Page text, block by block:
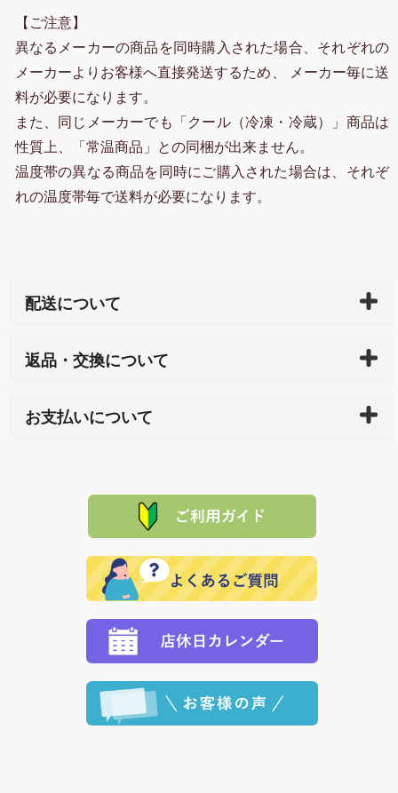
【ご注意】
異なるメーカーの商品を同時購入された場合、それぞれの
メーカーよりお客様へ直接発送するため、 メーカー毎に送
料が必要になります。
また、同じメーカーでも「クール（冷凍・冷蔵）」商品は
性質上、「常温商品」との同梱が出来ません。
温度帯の異なる商品を同時にご購入された場合は、それぞ
れの温度帯毎で送料が必要になります。
配送について
天ペイ」の方はご注文受付後）、 長崎県下全域に点在
サイト内で購入された商品の送料は、こちらの
全国送
れの生産メーカーからお客様の元へ直送いたしますの
で、 それぞれ個別に送料が必要になります。
返品・交換について
または配送途中の 事故などで不都合が生じている場合
品代金を返金いたします。）
その際は誠に申し訳ありませんが、当協会までご注文
願いいたします。
お支払いについて
た場合、お客様からの ご入金を確認した後で、商品を
※「クレジットカード」「PayPay」「楽天ペイ」を指
定された場合は、準備出来次第の便にてお送りいたし
ます。 （到着日指定をされている場合は、ご指定の日
程に合わせてお届けいたします。）